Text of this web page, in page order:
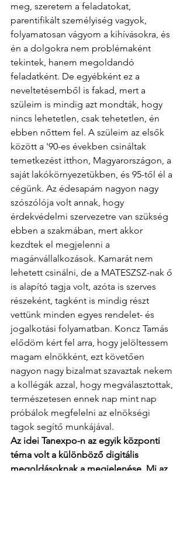
meg, szeretem a feladatokat,
parentifikált személyiség vagyok,
folyamatosan vágyom a kihívásokra, és
én a dolgokra nem problémaként
tekintek, hanem megoldandó
feladatként. De egyébként ez a
neveltetésemből is fakad, mert a
szüleim is mindig azt mondták, hogy
nincs lehetetlen, csak tehetetlen, én
ebben nőttem fel. A szüleim az elsők
között a '90-es években csináltak
temetkezést itthon, Magyarországon, a
saját lakókörnyezetükben, és 95-től él a
cégünk. Az édesapám nagyon nagy
szószólója volt annak, hogy
érdekvédelmi szervezetre van szükség
ebben a szakmában, mert akkor
kezdtek el megjelenni a
magánvállalkozások. Kamarát nem
lehetett csinálni, de a MATESZSZ-nak ő
is alapító tagja volt, azóta is szerves
részeként, tagként is mindig részt
vettünk minden egyes rendelet- és
jogalkotási folyamatban. Koncz Tamás
elődöm kért fel arra, hogy jelöltessem
magam elnökként, ezt követően
nagyon nagy bizalmat szavaztak nekem
a kollégák azzal, hogy megválasztottak,
természetesen ennek nap mint nap
próbálok megfelelni az elnökségi
tagok segítő munkájával.
Az idei Tanexpo-n az egyik központi
téma volt a különböző digitális
megoldásoknak a megjelenése. Mi az